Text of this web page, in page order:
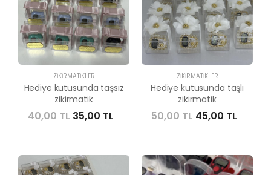
ZIKIRMATIKLER
Hediye kutusunda taşsız
zikirmatik
40,00 TL 35,00 TL
ZIKIRMATIKLER
Hediye kutusunda taşlı
zikirmatik
50,00 TL 45,00 TL